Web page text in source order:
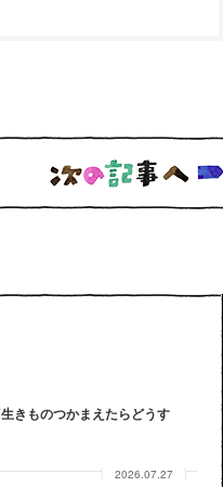
きものつかまえたらどうす
2026.07.27